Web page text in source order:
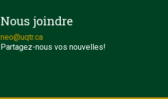
Nous joindre
neo@uqtr.ca
Partagez-nous vos nouvelles!